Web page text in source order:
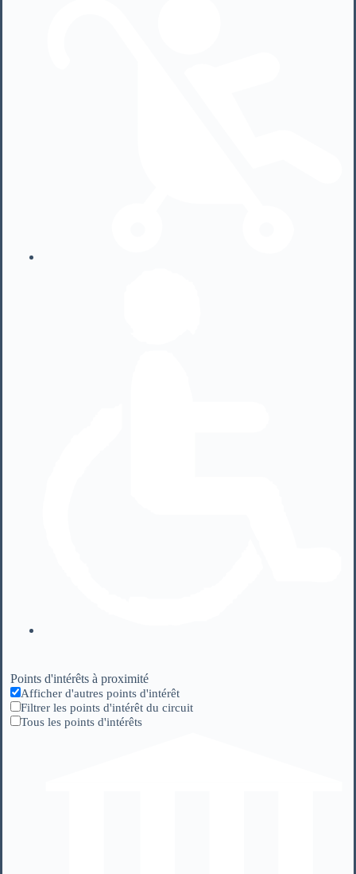
Points d'intérêts à proximité
Afficher d'autres points d'intérêt
Filtrer les points d'intérêt du circuit
Tous les points d'intérêts